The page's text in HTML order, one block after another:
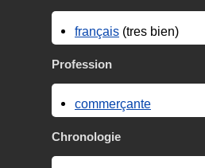
français (tres bien)
Profession
commerçante
Chronologie